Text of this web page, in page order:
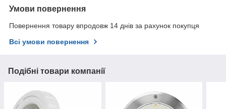
Умови повернення
Повернення товару впродовж 14 днів за рахунок покупця
Всі умови повернення
Подібні товари компанії